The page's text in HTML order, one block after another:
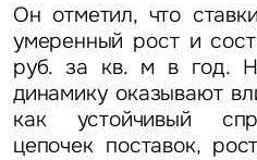
Он отметил, что
умеренный рост и
руб. за кв. м в год.
динамику оказывают
как устойчивый
цепочек поставок,